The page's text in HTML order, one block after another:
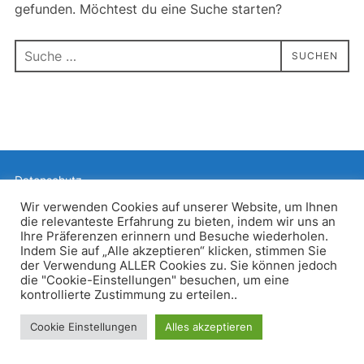
gefunden. Möchtest du eine Suche starten?
Suchen
nach:
SUCHEN
Datenschutz
Inspiro WordPress Theme von WPZOOM
Wir verwenden Cookies auf unserer Website, um Ihnen
die relevanteste Erfahrung zu bieten, indem wir uns an
Ihre Präferenzen erinnern und Besuche wiederholen.
Indem Sie auf „Alle akzeptieren“ klicken, stimmen Sie
der Verwendung ALLER Cookies zu. Sie können jedoch
die "Cookie-Einstellungen" besuchen, um eine
kontrollierte Zustimmung zu erteilen..
Cookie Einstellungen Alles akzeptieren